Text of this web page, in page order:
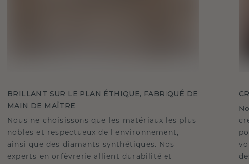
BRILLANT SUR LE PLAN ÉTHIQUE, FABRIQUÉ DE
MAIN DE MAÎTRE
Nous ne choisissons que les matériaux les plus
nobles et respectueux de l'environnement,
ainsi que des diamants synthétiques. Nos
experts en orfèvrerie allient durabilité et